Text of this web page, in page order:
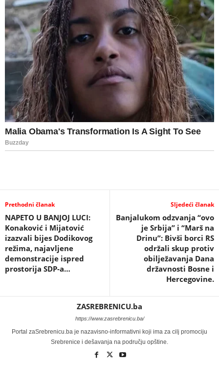
Prethodni članak
NAPETO U BANJOJ LUCI:
Konaković i Mijatović
izazvali bijes Dodikovog
režima, najavljene
demonstracije ispred
prostorija SDP-a…
Sljedeći članak
Banjalukom odzvanja “ovo
je Srbija” i “Marš na
Drinu”: Bivši borci RS
održali skup protiv
obilježavanja Dana
državnosti Bosne i
Hercegovine.
ZASREBRENICU.ba
https://www.zasrebrenicu.ba/
Portal zaSrebrenicu.ba je nazavisno-informativni koji ima za cilj promociju
Srebrenice i dešavanja na području opštine.